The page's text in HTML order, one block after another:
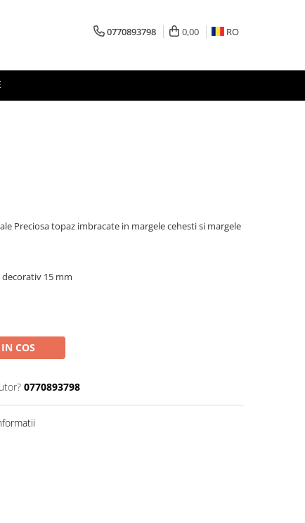
0770893798 0,00 RO
Preciosa topaz imbracate in margele cehesti si margele
15 mm
COS
0770893798